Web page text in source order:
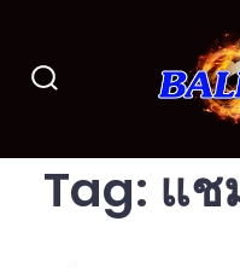
content
Tag: แช